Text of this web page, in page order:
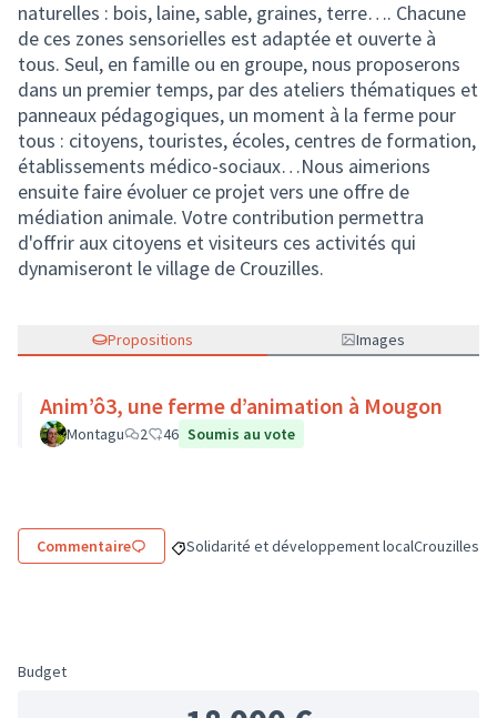
naturelles : bois, laine, sable, graines, terre…. Chacune
de ces zones sensorielles est adaptée et ouverte à
tous. Seul, en famille ou en groupe, nous proposerons
dans un premier temps, par des ateliers thématiques et
panneaux pédagogiques, un moment à la ferme pour
tous : citoyens, touristes, écoles, centres de formation,
établissements médico-sociaux…Nous aimerions
ensuite faire évoluer ce projet vers une offre de
médiation animale. Votre contribution permettra
d'offrir aux citoyens et visiteurs ces activités qui
dynamiseront le village de Crouzilles.
Propositions Images
Anim’ô3, une ferme d’animation à Mougon
Montagu 2 46 Soumis au vote
Commentaire Filtrer les résultats de la catégorie :
Solidarité et développement localFiltrer les
Crouzilles
Budget